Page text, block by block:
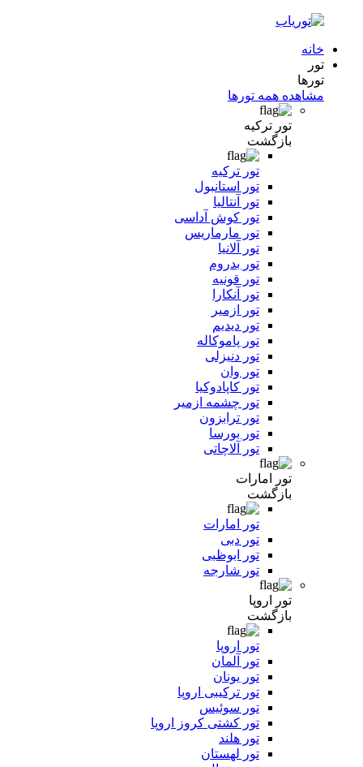
خانه
تور
تورها
مشاهده همه تورها
تور ترکیه
بازگشت
تور ترکیه
تور استانبول
تور آنتالیا
تور کوش آداسی
تور مارماریس
تور آلانیا
تور بدروم
تور قونیه
تور آنکارا
تور ازمیر
تور دیدیم
تور پاموکاله
تور دنیزلی
تور وان
تور کاپادوکیا
تور چشمه ازمیر
تور ترابزون
تور بورسا
تور آلاچاتی
تور امارات
بازگشت
تور امارات
تور دبی
تور ابوظبی
تور شارجه
تور اروپا
بازگشت
تور اروپا
تور آلمان
تور یونان
تور ترکیبی اروپا
تور سوئیس
تور کشتی کروز اروپا
تور هلند
تور لهستان